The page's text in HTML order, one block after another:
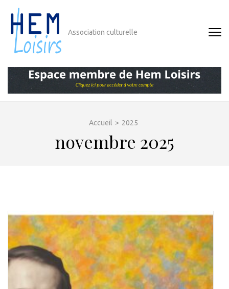
contenu
(Pressez
Entrée)
Association culturelle
Accueil > 2025
novembre 2025